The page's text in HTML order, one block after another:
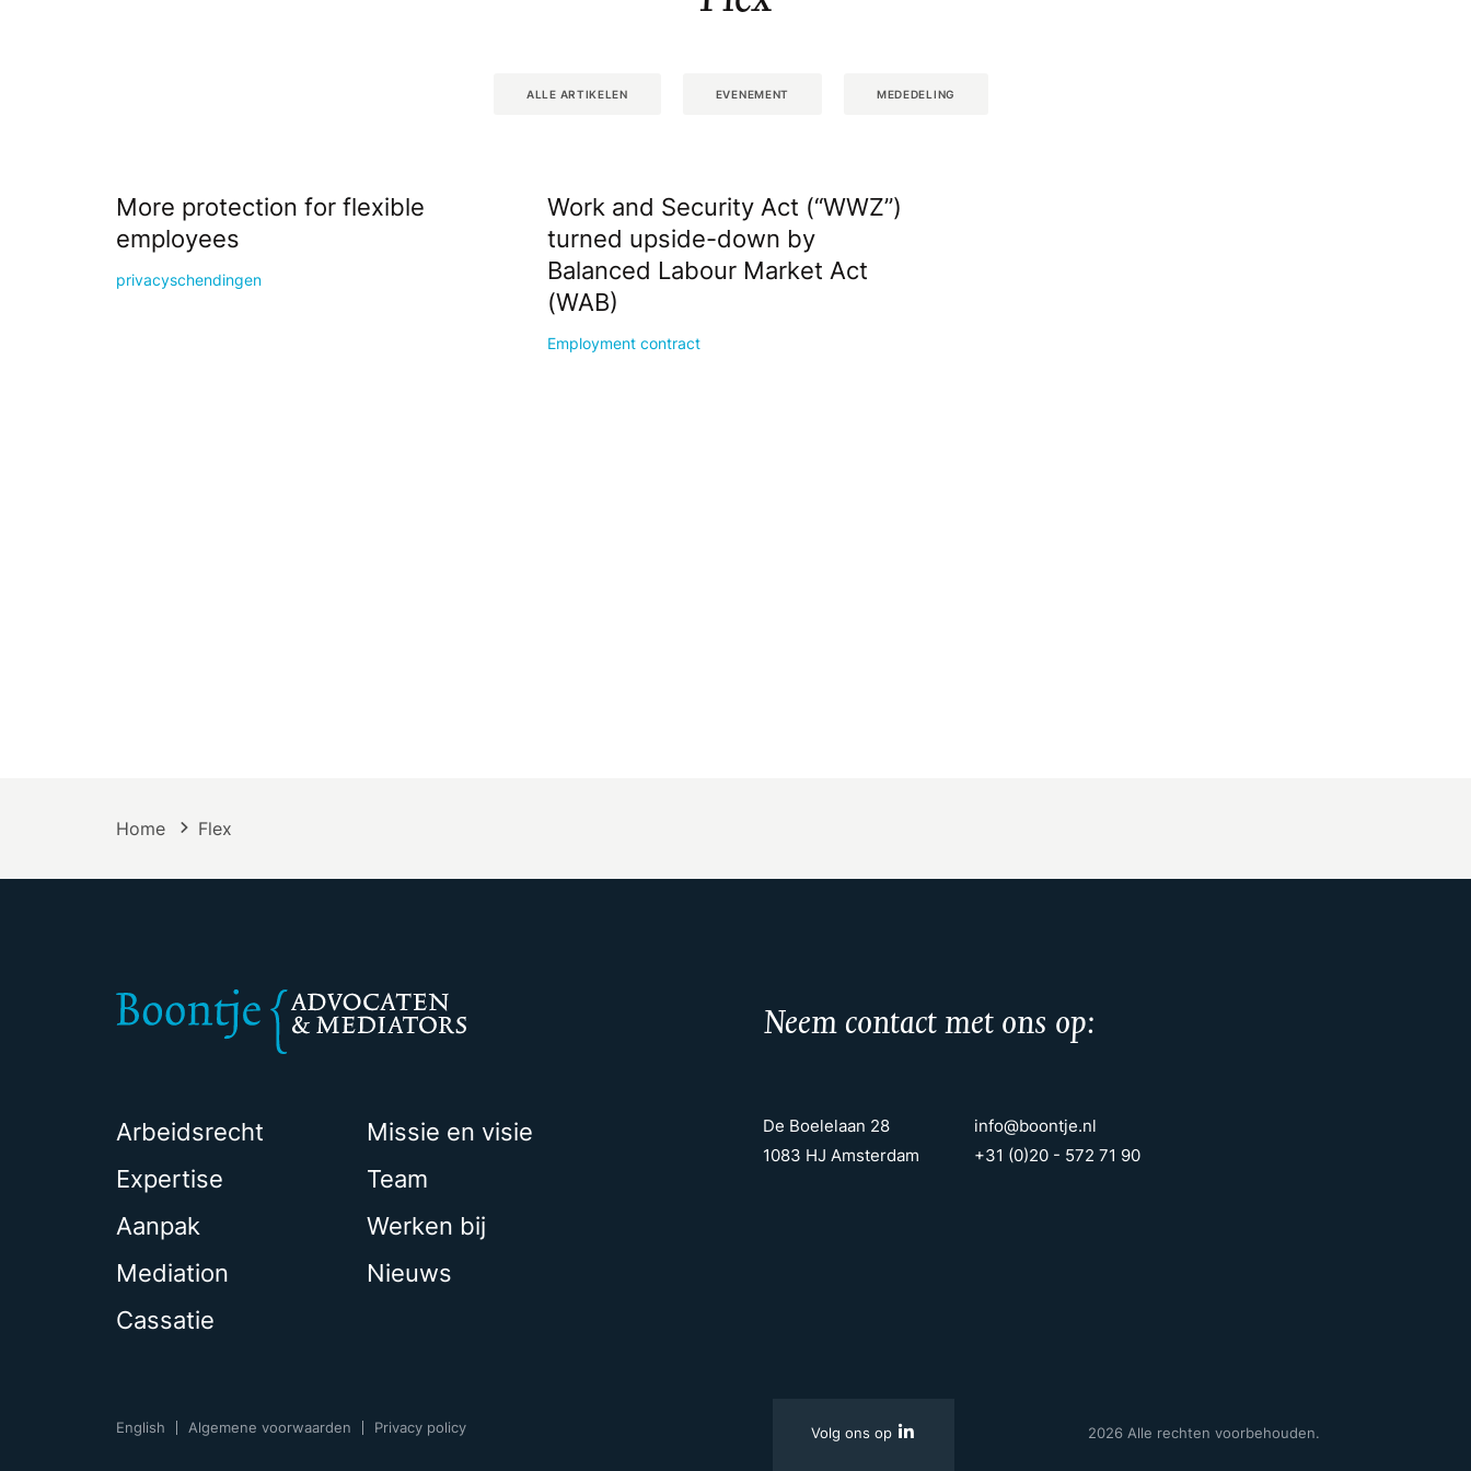
ALLE ARTIKELEN EVENEMENT MEDEDELING
More protection for flexible
employees
privacyschendingen
Work and Security Act (“WWZ”)
turned upside-down by
Balanced Labour Market Act
(WAB)
Employment contract
Home Flex
Arbeidsrecht
Expertise
Aanpak
Mediation
Cassatie
Missie en visie
Team
Werken bij
Nieuws
Neem contact met ons op:
De Boelelaan 28
1083 HJ Amsterdam
info@boontje.nl
+31 (0)20 - 572 71 90
English Algemene voorwaarden Privacy policy Volg ons op 2026 Alle rechten voorbehouden.